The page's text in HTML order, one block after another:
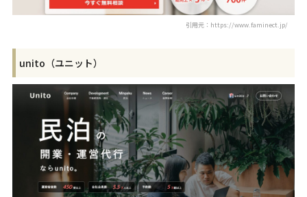
引用元：https://www.faminect.jp/
unito（ユニット）